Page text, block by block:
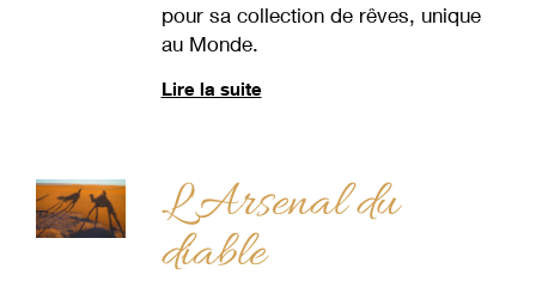
pour sa collection de rêves, unique
au Monde.
Lire la suite
L'Arsenal du
diable